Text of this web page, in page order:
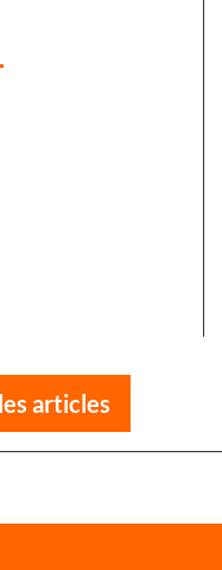
articles